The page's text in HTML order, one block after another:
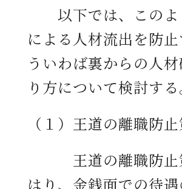
以下では、このよ
による人材流出を防
ういわば裏からの人
り方について検討する
（１）王道の離職防
王道の離職防止
はり、金銭面での待